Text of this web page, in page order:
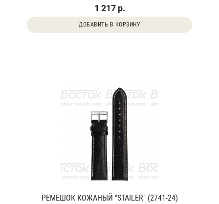
1 217 р.
ДОБАВИТЬ В КОРЗИНУ
РЕМЕШОК КОЖАНЫЙ "STAILER" (2741-24)